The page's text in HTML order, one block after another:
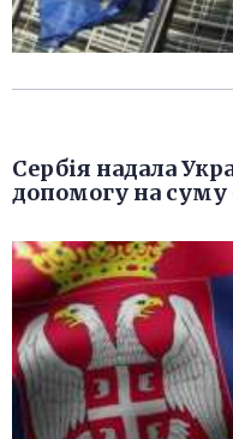
Сербія надала
допомогу на суму